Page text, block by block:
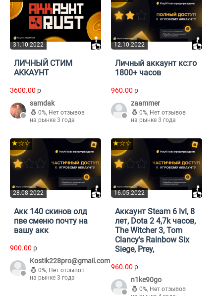
31.10.2022
ЛИЧНЫЙ СТИМ
АККАУНТ
3600.00 p
samdak
0%, Нет отзывов
на рынке 3 года
12.10.2022
Личный аккаунт кс:го
1800+ часов
960.00 p
zaammer
0%, Нет отзывов
на рынке 3 года
28.08.2022
★☆☆
Акк 140 скинов олд
пве сменю почту на
вашу акк
900.00 p
Kostik228pro@gmail.com
0%, Нет отзывов
на рынке 3 года
16.05.2022
★☆☆
Аккаунт Steam 6 lvl, 8
лет, Dota 2 4,7k часов,
The Witcher 3, Tom
Clancy's Rainbow Six
Siege, Prey,
960.00 p
n1ke90go
0%, Нет отзывов